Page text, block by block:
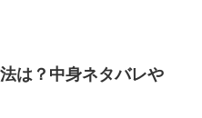
は？中身ネタバレや